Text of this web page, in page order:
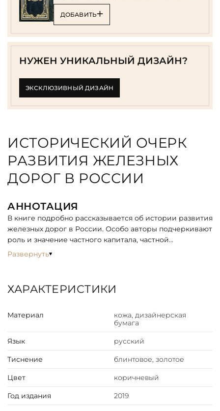
ДОБАВИТЬ
НУЖЕН УНИКАЛЬНЫЙ ДИЗАЙН?
ЭКСКЛЮЗИВНЫЙ ДИЗАЙН
ИСТОРИЧЕСКИЙ ОЧЕРК
РАЗВИТИЯ ЖЕЛЕЗНЫХ
ДОРОГ В РОССИИ
АННОТАЦИЯ
В книге подробно рассказывается об истории развития
железных дорог в России. Особо авторы подчеркивают
роль и значение частного капитала, частной
инициативы в быстром развитии перспективного
ОПИСАНИЕ
Богато оформленное репринтное собрание,
цельнокожаный переплёт ручной работы, украшен
цветной кожаной вставкой, а также блинтовым и
золотым тиснением. Корешок декорирован бинтами.
Австрийского производства . Обрез оформлен в
Форзац цельный из дизайнерской бумаги. Дублюра
окатана золотом. Футляр кожаный, вдохновлён
Развернуть
ХАРАКТЕРИСТИКИ
Материал
кожа, дизайнерская
бумага
Язык русский
Тиснение блинтовое, золотое
Цвет коричневый
Год издания 2019